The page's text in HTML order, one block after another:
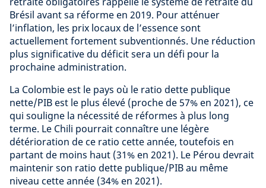
Brésil avant sa réforme en 2019. Pour atténuer
l’inflation, les prix locaux de l’essence sont
actuellement fortement subventionnés. Une réduction
plus significative du déficit sera un défi pour la
prochaine administration.
La Colombie est le pays où le ratio dette publique
nette/PIB est le plus élevé (proche de 57% en 2021), ce
qui souligne la nécessité de réformes à plus long
terme. Le Chili pourrait connaître une légère
détérioration de ce ratio cette année, toutefois en
partant de moins haut (31% en 2021). Le Pérou devrait
maintenir son ratio dette publique/PIB au même
niveau cette année (34% en 2021).